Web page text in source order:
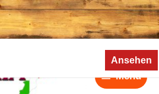
Menü
Menü
Ansehen